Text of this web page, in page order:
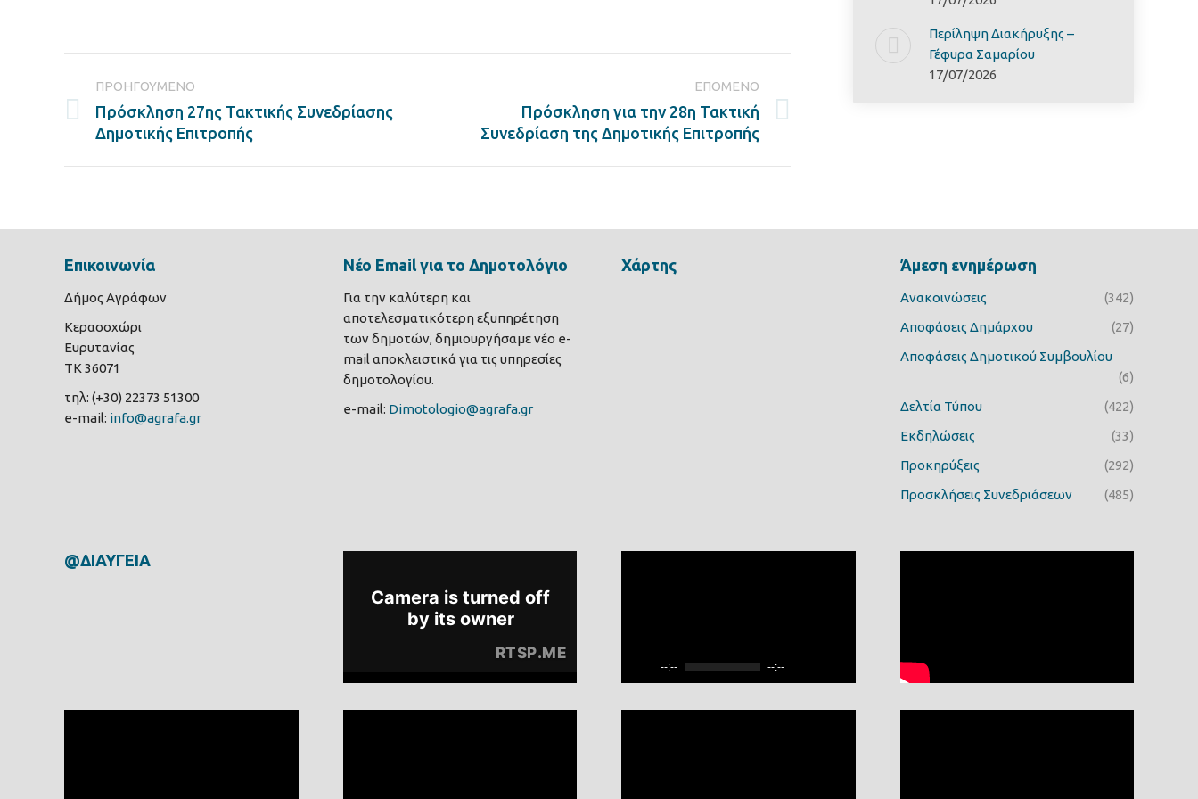
navigation
ΠΡΟΗΓΟΎΜΕΝΟ
Previous
post:
Πρόσκληση 27ης Τακτικής Συνεδρίασης
Δημοτικής Επιτροπής
ΕΠΌΜΕΝΟ
post:
Πρόσκληση για την 28η Τακτική
Συνεδρίαση της Δημοτικής Επιτροπής
Περίληψη Διακήρυξης –
Γέφυρα Σαμαρίoυ
17/07/2026
Επικοινωνία
Δήμος Αγράφων
Κερασοχώρι
Ευρυτανίας
ΤΚ 36071
τηλ: (+30) 22373 51300
e-mail: info@agrafa.gr
Νέο Email για το Δημοτολόγιο
Για την καλύτερη και
αποτελεσματικότερη εξυπηρέτηση
των δημοτών, δημιουργήσαμε νέο e-
mail αποκλειστικά για τις υπηρεσίες
δημοτολογίου.
e-mail: Dimotologio@agrafa.gr
Χάρτης Άμεση ενημέρωση
Ανακοινώσεις
(342)
Αποφάσεις Δημάρχου
(27)
Αποφάσεις Δημοτικού Συμβουλίου
(6)
Δελτία Τύπου
(422)
Εκδηλώσεις
(33)
Προκηρύξεις
(292)
Προσκλήσεις Συνεδριάσεων
(485)
@ΔΙΑΥΓΕΙΑ
--:-- --:--